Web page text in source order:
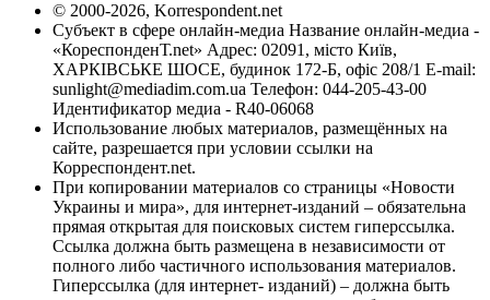
© 2000-2026, Korrespondent.net
Субъект в сфере онлайн-медиа Название онлайн-медиа -
«КореспонденТ.net» Адрес: 02091, місто Київ,
ХАРКІВСЬКЕ ШОСЕ, будинок 172-Б, офіс 208/1 E-mail:
sunlight@mediadim.com.ua Телефон: 044-205-43-00
Идентификатор медиа - R40-06068
Использование любых материалов, размещённых на
сайте, разрешается при условии ссылки на
Корреспондент.net.
При копировании материалов со страницы «Новости
Украины и мира», для интернет-изданий – обязательна
прямая открытая для поисковых систем гиперссылка.
Ссылка должна быть размещена в независимости от
полного либо частичного использования материалов.
Гиперссылка (для интернет- изданий) – должна быть